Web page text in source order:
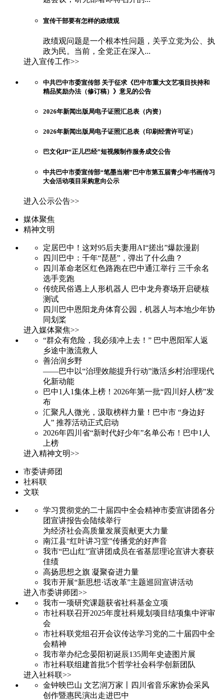
宣传干部要有怎样的政绩观
政绩观问题是一个根本性问题，关乎立党为公、执
政为民。当前，全党正在深入...
进入宣传工作>>
中共巴中市委宣传部 关于征求《巴中市重大文艺项目扶持和
精品奖励办法（修订稿）》意见的公告
2026年新闻出版局电子证照汇总表（内资）
2026年新闻出版局电子证照汇总表（印刷经营许可证）
巴文化IP“正儿巴经”短视频制作服务成交公告
中共巴中市委宣传部“笔墨当潮”巴中市第五届青少年书画传习
大会活动项目采购意向公示
进入公示公告>>
媒体聚焦
精神文明
定居巴中！这对95后夫妻用AI“搓出”爆款漫剧
四川巴中：千年“琵琶”，弹出了什么曲？
四川革命老区红色路跑在巴中通江举行 三千余名
选手竞跑
传统民俗遇上人形机器人 巴中龙舟赛场开启硬核
测试
四川巴中恩阳龙舟体育公园，机器人与本地少年协
同划桨
进入媒体聚焦>>
“群众有危险，我必须冲上去！” 巴中恩阳军人返
乡途中激流救人
善治润乡野
——巴中以“治理效能提升行动”激活乡村治理现代
化新动能
巴中1人1集体上榜！2026年第一批“四川好人榜”发
布
汇聚凡人微光，汲取榜样力量！巴中市 “身边好
人” 推荐活动正式启动
2026年四川省“新时代好少年”名单公布！巴中1人
上榜
进入精神文明>>
市委讲师团
社科联
文联
学习贯彻党的二十届四中全会精神市委宣讲团各分
团宣讲报告会陆续举行
为经济社会高质量发展贡献更大力量
南江县“红叶讲习堂”传播党的好声音
我市“巴山红”宣讲团成员在省基层理论宣讲大赛获
佳绩
高扬思想之旗 凝聚奋进力量
我市开展“新思想·话改革”主题巡回宣讲活动
进入市委讲师团>>
我市一项研究课题获省社科基金立项
市社科联召开2025年度社科规划项目结项集中评审
会
市社科联党组召开会议传达学习党的二十届四中全
会精神
我市举办纪念晏阳初诞辰135周年史迹图片展
市社科联组建首批5个哲学社会科学创新团队
进入社科联>>
金钟映巴山 文艺润万家丨四川省音乐家协会采风
创作暨惠民演出走进巴中